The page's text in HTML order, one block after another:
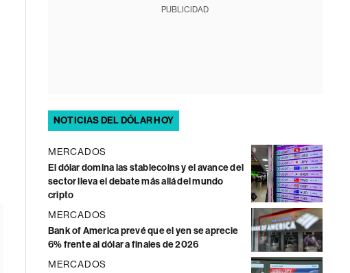
PUBLICIDAD
NOTICIAS DEL DÓLAR HOY
MERCADOS
El dólar domina las stablecoins y el avance del
sector lleva el debate más allá del mundo
cripto
MERCADOS
Bank of America prevé que el yen se aprecie
6% frente al dólar a finales de 2026
MERCADOS